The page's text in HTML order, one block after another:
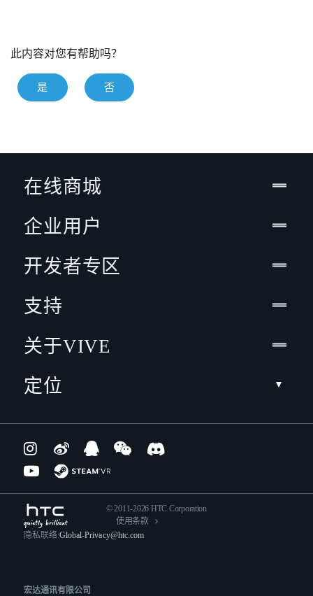
此内容对您有帮助吗？
是 否
在线商城
企业用户
开发者专区
支持
关于VIVE
定位
© 2011-2026 HTC Corporation
使用条款
隐私联络:Global-Privacy@htc.com
宏达通讯有限公司